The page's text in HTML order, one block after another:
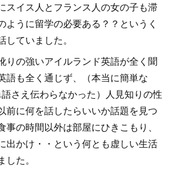
スイス人とフランス人の女の子も滞
ように留学の必要ある？？というく
ていました。
りの強いアイルランド英語が全く聞
語も全く通じず、（本当に簡単な
語さえ伝わらなかった）人見知りの性
前に何を話したらいいか話題を見つ
事の時間以外は部屋にひきこもり、
出かけ・・という何とも虚しい生活
た。